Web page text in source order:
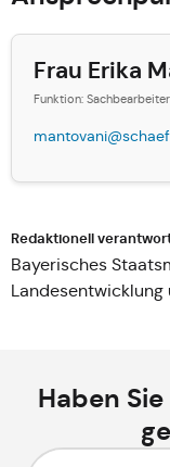
Frau Erika
Funktion:
Redaktionell
Bayerisches
Landesentwicklung
Haben